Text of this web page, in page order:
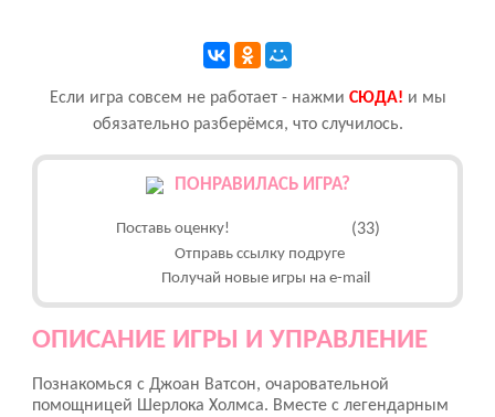
Если игра совсем не работает - нажми CЮДА! и мы
обязательно разберёмся, что случилось.
ПОНРАВИЛАСЬ ИГРА?
Поставь оценку! (33)
Отправь ссылку подруге
Получай новые игры на e-mail
ОПИСАНИЕ ИГРЫ И УПРАВЛЕНИЕ
Познакомься с Джоан Ватсон, очаровательной
помощницей Шерлока Холмса. Вместе с легендарным